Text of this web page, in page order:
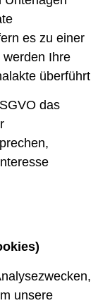
es zu einer
Ihre
überführt
das
unsere